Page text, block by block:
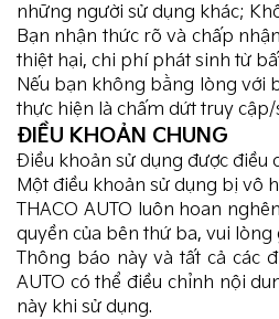
những người sử dụng khác;
Bạn nhận thức rõ và chấp
thiệt hại, chi phí phát sinh từ
Nếu bạn không bằng lòng với
thực hiện là chấm dứt truy
ĐIỀU KHOẢN CHUNG
Điều khoản sử dụng được điều
Một điều khoản sử dụng bị vô
THACO AUTO luôn hoan
quyền của bên thứ ba, vui lòng
Thông báo này và tất cả các
AUTO có thể điều chỉnh nội
này khi sử dụng.